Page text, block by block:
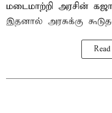
மடைமாற்றி அரசின்
இதனால் அரசுக்கு